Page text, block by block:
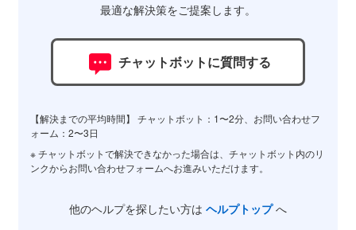
最適な解決策をご提案します。
チャットボットに質問する
【解決までの平均時間】 チャットボット：1〜2分、お問い合わせフ
ォーム：2〜3日
※ チャットボットで解決できなかった場合は、チャットボット内のリ
ンクからお問い合わせフォームへお進みいただけます。
他のヘルプを探したい方は ヘルプトップへ